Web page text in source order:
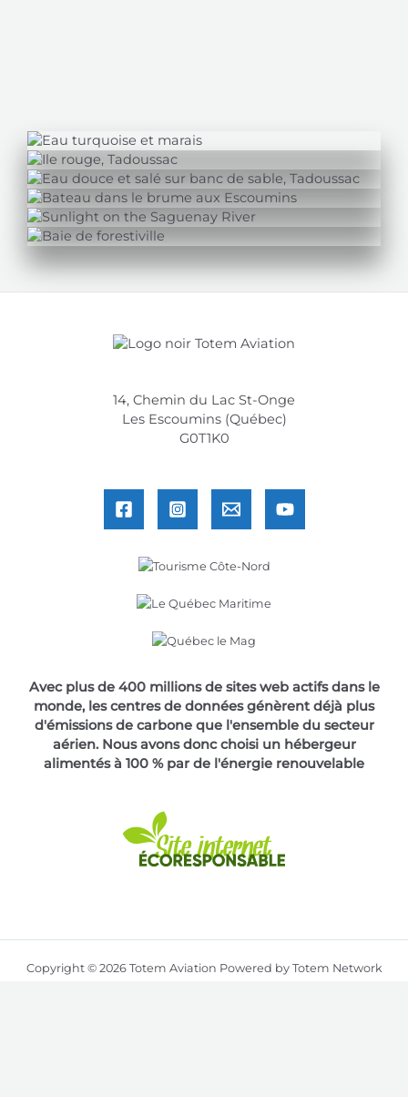
14, Chemin du Lac St-Onge
Les Escoumins (Québec)
G0T1K0
Avec plus de 400 millions de sites web actifs dans le
monde, les centres de données génèrent déjà plus
d'émissions de carbone que l'ensemble du secteur
aérien. Nous avons donc choisi un hébergeur
alimentés à 100 % par de l'énergie renouvelable
Copyright © 2026 Totem Aviation Powered by Totem Network